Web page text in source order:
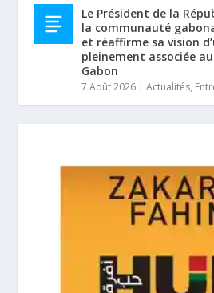
Le Président de la
la communauté
et réaffirme sa vision
pleinement associée
Gabon
7 Août 2026 |Actualités,